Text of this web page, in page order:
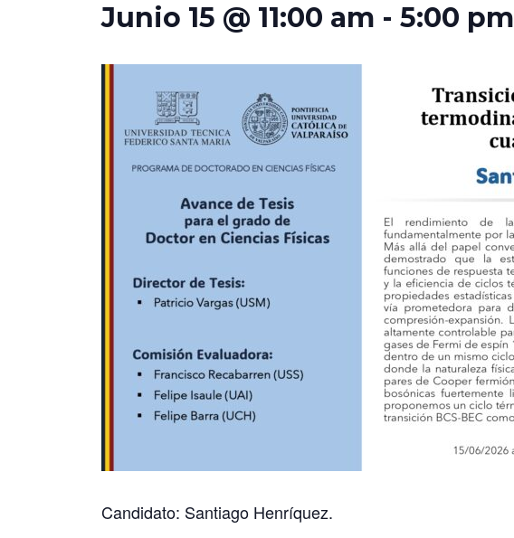
Junio 15 @ 11:00 am - 5:00 pm
Candidato: Santiago Henríquez.